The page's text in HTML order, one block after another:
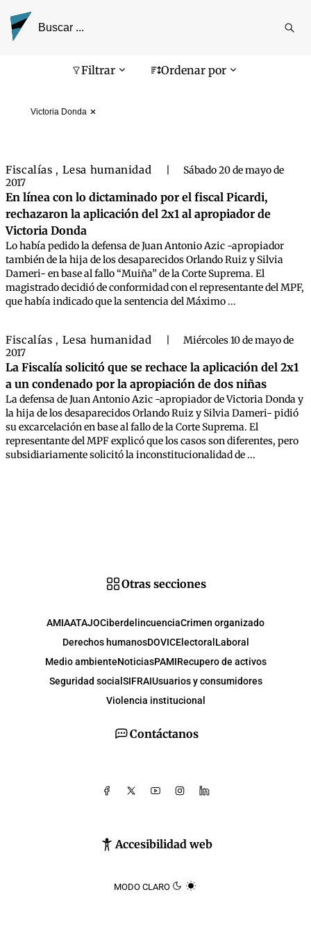
Filtrar Ordenar por
Victoria Donda
Pantalla de búsqueda
Fiscalías , Lesa humanidad
Sábado 20 de mayo de
2017
En línea con lo dictaminado por el fiscal Picardi,
rechazaron la aplicación del 2x1 al apropiador de
Victoria Donda
Lo había pedido la defensa de Juan Antonio Azic -apropiador
también de la hija de los desaparecidos Orlando Ruiz y Silvia
Dameri- en base al fallo “Muiña” de la Corte Suprema. El
magistrado decidió de conformidad con el representante del MPF,
que había indicado que la sentencia del Máximo ...
Fiscalías , Lesa humanidad
Miércoles 10 de mayo de
2017
La Fiscalía solicitó que se rechace la aplicación del 2x1
a un condenado por la apropiación de dos niñas
La defensa de Juan Antonio Azic -apropiador de Victoria Donda y
la hija de los desaparecidos Orlando Ruiz y Silvia Dameri- pidió
su excarcelación en base al fallo de la Corte Suprema. El
representante del MPF explicó que los casos son diferentes, pero
subsidiariamente solicitó la inconstitucionalidad de ...
Contáctanos
Accesibilidad web
MODO CLARO
Otras secciones
AMIAATAJOCiberdelincuenciaCrimen organizado
Derechos humanosDOVICElectoral Laboral
Medio ambienteNoticiasPAMIRecupero de activos
Seguridad social SIFRAIUsuarios y consumidores
Violencia institucional